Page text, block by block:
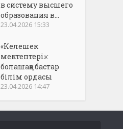
в систему высшего
образования в...
23.04.2026 15:33
«Келешек
мектептері»:
болашаққа бастар
білім ордасы
23.04.2026 14:47